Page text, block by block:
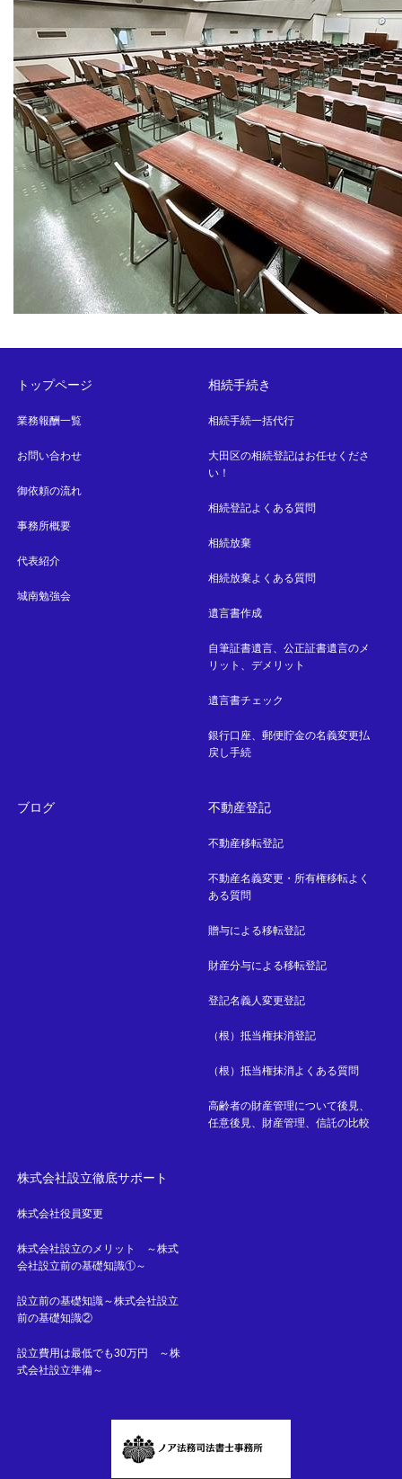
トップページ
業務報酬一覧
お問い合わせ
御依頼の流れ
事務所概要
代表紹介
城南勉強会
相続手続き
相続手続一括代行
大田区の相続登記はお任せくださ
い！
相続登記よくある質問
相続放棄
相続放棄よくある質問
遺言書作成
自筆証書遺言、公正証書遺言のメ
リット、デメリット
遺言書チェック
銀行口座、郵便貯金の名義変更払
戻し手続
ブログ 不動産登記
不動産移転登記
不動産名義変更・所有権移転よく
ある質問
贈与による移転登記
財産分与による移転登記
登記名義人変更登記
（根）抵当権抹消登記
（根）抵当権抹消よくある質問
高齢者の財産管理について後見、
任意後見、財産管理、信託の比較
株式会社設立徹底サポート
株式会社役員変更
株式会社設立のメリット ～株式
会社設立前の基礎知識①～
設立前の基礎知識～株式会社設立
前の基礎知識②
設立費用は最低でも30万円 ～株
式会社設立準備～